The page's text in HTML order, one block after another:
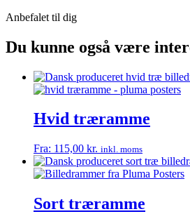
Anbefalet til dig
Du kunne også være
Hvid træramme
Fra: 115,00 kr. inkl. moms
Sort træramme